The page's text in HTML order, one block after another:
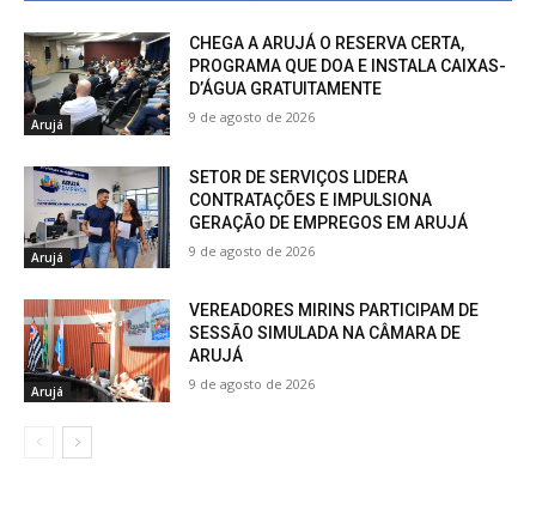
Arujá
CHEGA A ARUJÁ O RESERVA CERTA,
PROGRAMA QUE DOA E INSTALA CAIXAS-
D’ÁGUA GRATUITAMENTE
9 de agosto de 2026
Arujá
SETOR DE SERVIÇOS LIDERA
CONTRATAÇÕES E IMPULSIONA
GERAÇÃO DE EMPREGOS EM ARUJÁ
9 de agosto de 2026
Arujá
VEREADORES MIRINS PARTICIPAM DE
SESSÃO SIMULADA NA CÂMARA DE
ARUJÁ
9 de agosto de 2026